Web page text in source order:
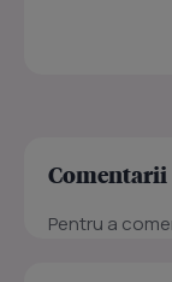
Comentarii
Pentru a